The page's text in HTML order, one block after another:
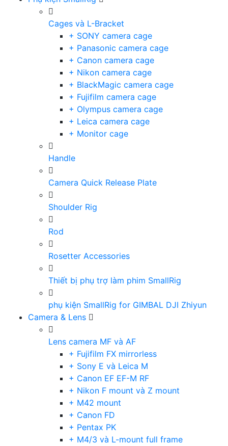
Cages và L-Bracket
+ SONY camera cage
+ Panasonic camera cage
+ Canon camera cage
+ Nikon camera cage
+ BlackMagic camera cage
+ Fujifilm camera cage
+ Olympus camera cage
+ Leica camera cage
+ Monitor cage
Handle
Camera Quick Release Plate
Shoulder Rig
Rod
Rosetter Accessories
Thiết bị phụ trợ làm phim SmallRig
phụ kiện SmallRig for GIMBAL DJI Zhiyun
Camera & Lens
Lens camera MF và AF
+ Fujifilm FX mirrorless
+ Sony E và Leica M
+ Canon EF EF-M RF
+ Nikon F mount và Z mount
+ M42 mount
+ Canon FD
+ Pentax PK
+ M4/3 và L-mount full frame